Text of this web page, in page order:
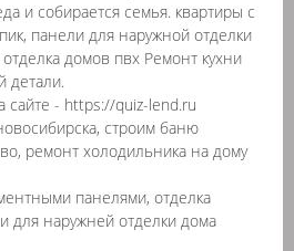
и собирается семья. квартиры с
панели для наружной отделки
домов пвх Ремонт кухни
детали.
- https://quiz-lend.ru
строим баню
ремонт холодильника на дому
панелями, отделка
для наружней отделки дома